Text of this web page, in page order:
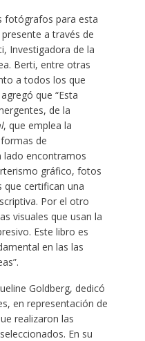
fotógrafos para esta
a través de
Investigadora de la
Berti, entre otras
a todos los que
que “Esta
de la
, que emplea la
de
lado encontramos
gráfico, fotos
que certifican una
Por el otro
visuales que usan la
Este libro es
en las las
Goldberg, dedicó
en representación de
realizaron las
En su